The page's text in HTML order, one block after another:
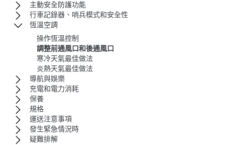
主動安全防護功能
行車記錄器、哨兵模式和安全性
恆溫空調
操作恆溫控制
調整前通風口和後通風口
寒冷天氣最佳做法
炎熱天氣最佳做法
導航與娛樂
充電和電力消耗
保養
規格
運送注意事項
發生緊急情況時
疑難排解